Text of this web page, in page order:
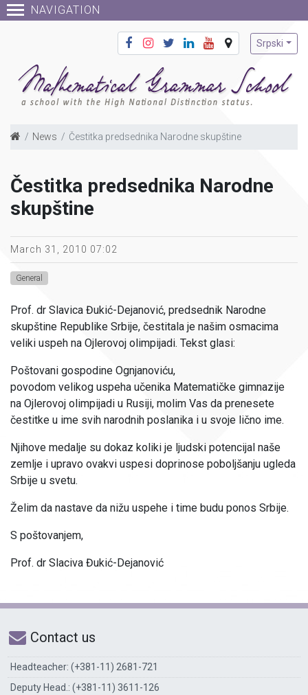
NAVIGATION
Srpski
News Čestitka predsednika Narodne skupštine
Čestitka predsednika Narodne
skupštine
March 31, 2010 07:02
General
Prof. dr Slavica Đukić-Dejanović, predsednik Narodne
skupštine Republike Srbije, čestitala je našim osmacima
veliki uspeh na Ojlerovoj olimpijadi. Tekst glasi:
Poštovani gospodine Ognjanoviću,
povodom velikog uspeha učenika Matematičke gimnazije
na Ojlerovoj olimpijadi u Rusiji, molim Vas da prenesete
čestitke u ime svih narodnih poslanika i u svoje lično ime.
Njihove medalje su dokaz koliki je ljudski potencijal naše
zemlje i upravo ovakvi uspesi doprinose poboljšanju ugleda
Srbije u svetu.
Želim da nastave da nižu uspehe i time budu ponos Srbije.
S poštovanjem,
Prof. dr Slaciva Đukić-Dejanović
Contact us
Headteacher: (+381-11) 2681-721
Deputy Head.: (+381-11) 3611-126